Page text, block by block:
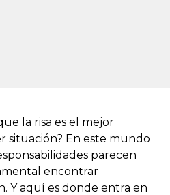
la risa es el mejor
situación? En este mundo
parecen
encontrar
Y aquí es donde entra en